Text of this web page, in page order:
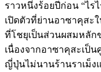
ราวหนึ่งร้อยปีก่อน “ไร
เปิดตัวที่ย่านอาซาคุสะ
ที่โชยุเป็นส่วนผสมหลัก
เนื่องจากอาซาคุสะเป็
ญี่ปุ่นไม่นานร้านราเม็ง